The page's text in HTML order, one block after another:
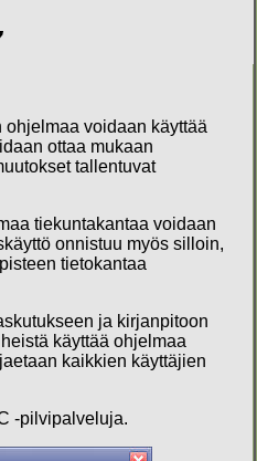
voidaan käyttää
ottaa mukaan
tallentuvat
tiekuntakantaa voidaan
onnistuu myös silloin,
tietokantaa
ja kirjanpitoon
käyttää ohjelmaa
kaikkien käyttäjien
-pilvipalveluja.